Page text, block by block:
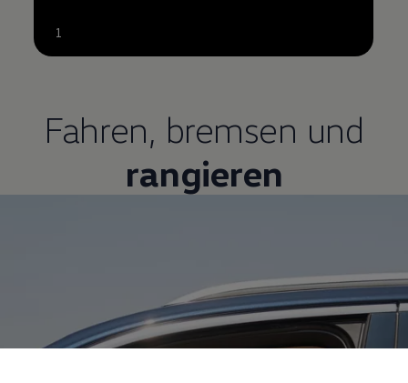
Verbleibende Zeit, --:--
1
Fahren, bremsen und
rangieren